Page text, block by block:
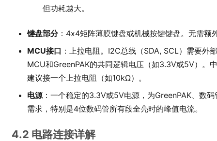
但功耗越大。
键盘部分：4x4矩阵薄膜键盘或机械按键键盘。无需额
MCU接口 ：上拉电阻。I2C总线（SDA, SCL）需要
MCU和GreenPAK的共同逻辑电压（如3.3V或5V）。
建议接一个上拉电阻（如10kΩ）。
电源：一个稳定的3.3V或5V电源，为GreenPAK、数
需求，特别是4位数码管所有段全亮时的峰值电流。
4.2 电路连接详解